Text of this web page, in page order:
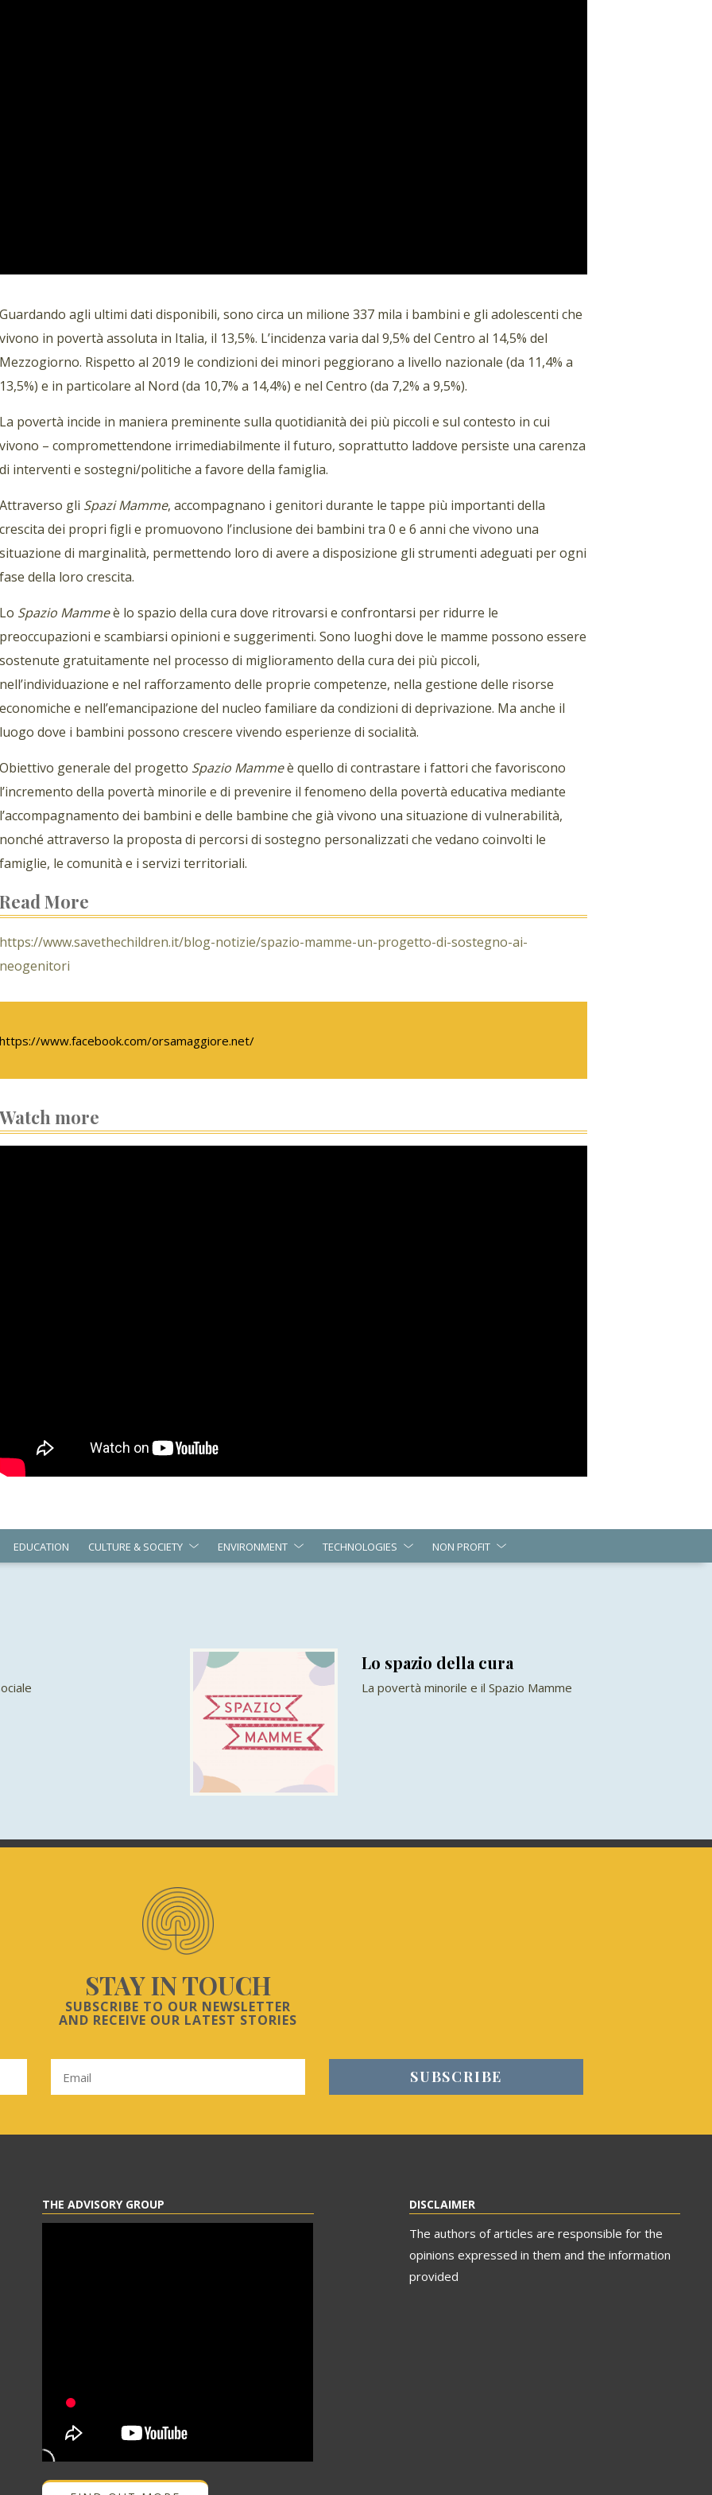
Guardando agli ultimi dati disponibili, sono circa un milione 337 mila i bambini e gli adolescenti che
vivono in povertà assoluta in Italia, il 13,5%. L’incidenza varia dal 9,5% del Centro al 14,5% del
Mezzogiorno. Rispetto al 2019 le condizioni dei minori peggiorano a livello nazionale (da 11,4% a
13,5%) e in particolare al Nord (da 10,7% a 14,4%) e nel Centro (da 7,2% a 9,5%).
La povertà incide in maniera preminente sulla quotidianità dei più piccoli e sul contesto in cui
vivono – compromettendone irrimediabilmente il futuro, soprattutto laddove persiste una carenza
di interventi e sostegni/politiche a favore della famiglia.
Attraverso gli Spazi Mamme, accompagnano i genitori durante le tappe più importanti della
crescita dei propri figli e promuovono l’inclusione dei bambini tra 0 e 6 anni che vivono una
situazione di marginalità, permettendo loro di avere a disposizione gli strumenti adeguati per ogni
fase della loro crescita.
Lo Spazio Mammeè lo spazio della cura dove ritrovarsi e confrontarsi per ridurre le
preoccupazioni e scambiarsi opinioni e suggerimenti. Sono luoghi dove le mamme possono essere
sostenute gratuitamente nel processo di miglioramento della cura dei più piccoli,
nell’individuazione e nel rafforzamento delle proprie competenze, nella gestione delle risorse
economiche e nell’emancipazione del nucleo familiare da condizioni di deprivazione. Ma anche il
luogo dove i bambini possono crescere vivendo esperienze di socialità.
Obiettivo generale del progetto Spazio Mammeè quello di contrastare i fattori che favoriscono
l’incremento della povertà minorile e di prevenire il fenomeno della povertà educativa mediante
l’accompagnamento dei bambini e delle bambine che già vivono una situazione di vulnerabilità,
nonché attraverso la proposta di percorsi di sostegno personalizzati che vedano coinvolti le
famiglie, le comunità e i servizi territoriali.
Read More
https://www.savethechildren.it/blog-notizie/spazio-mamme-un-progetto-di-sostegno-ai-
neogenitori
https://www.facebook.com/orsamaggiore.net/
Watch more
EDUCATION CULTURE & SOCIETY ENVIRONMENT TECHNOLOGIES NON PROFIT
Lo spazio della cura
La povertà minorile e il Spazio Mamme
STAY IN TOUCH
SUBSCRIBE TO OUR NEWSLETTER
AND RECEIVE OUR LATEST STORIES
THE ADVISORY GROUP DISCLAIMER
The authors of articles are responsible for the
opinions expressed in them and the information
provided